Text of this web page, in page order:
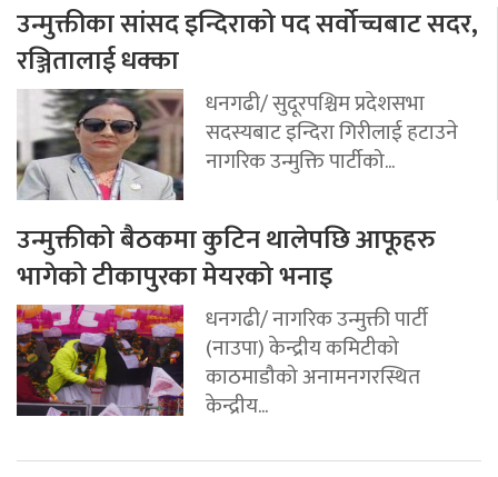
उन्मुक्तीका सांसद इन्दिराको पद सर्वोच्चबाट सदर,
रञ्जितालाई धक्का
धनगढी/ सुदूरपश्चिम प्रदेशसभा
सदस्यबाट इन्दिरा गिरीलाई हटाउने
नागरिक उन्मुक्ति पार्टीको...
उन्मुक्तीको बैठकमा कुटिन थालेपछि आफूहरु
भागेको टीकापुरका मेयरको भनाइ
धनगढी/ नागरिक उन्मुक्ती पार्टी
(नाउपा) केन्द्रीय कमिटीको
काठमाडौको अनामनगरस्थित
केन्द्रीय...